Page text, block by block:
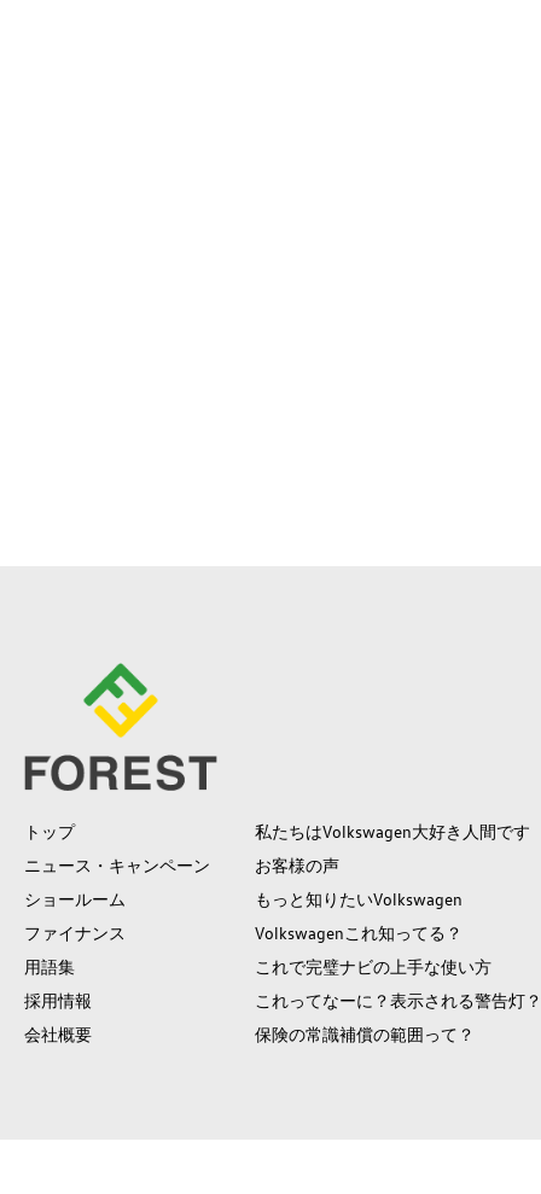
トップ
ニュース・キャンペーン
ショールーム
ファイナンス
用語集
採用情報
会社概要
私たちはVolkswagen大好き人間です
お客様の声
もっと知りたいVolkswagen
Volkswagenこれ知ってる？
これで完璧ナビの上手な使い方
これってなーに？表示される警告灯？
保険の常識補償の範囲って？